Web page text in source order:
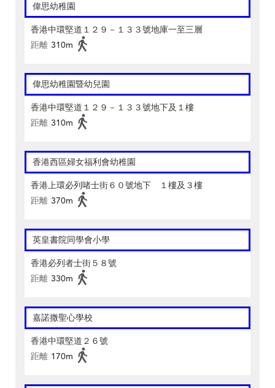
偉思幼稚園
香港中環堅道１２９－１３３號地庫一至三層
距離 310m
偉思幼稚園暨幼兒園
香港中環堅道１２９－１３３號地下及１樓
距離 310m
香港西區婦女福利會幼稚園
香港上環必列啫士街６０號地下 １樓及３樓
距離 370m
英皇書院同學會小學
香港必列者士街５８號
距離 330m
嘉諾撒聖心學校
香港中環堅道２６號
距離 170m